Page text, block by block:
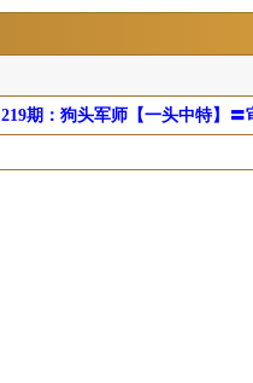
219期：狗头军师【一头中特】